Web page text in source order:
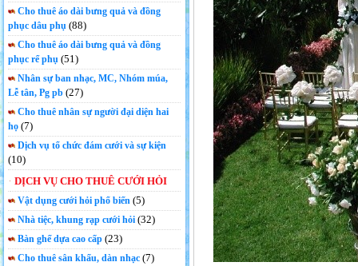
Cho thuê áo dài bưng quả và đồng
phục dâu phụ (88)
Cho thuê áo dài bưng quả và đồng
phục rể phụ (51)
Nhân sự ban nhạc, MC, Nhóm múa,
Lễ tân, Pg pb (27)
Cho thuê nhân sự người đại diện hai
họ (7)
Dịch vụ tổ chức đám cưới và sự kiện
(10)
DỊCH VỤ CHO THUÊ CƯỚI HỎI
Vật dụng cưới hỏi phổ biến (5)
Nhà tiệc, khung rạp cưới hỏi (32)
Bàn ghế dựa cao cấp (23)
Cho thuê sân khấu, dàn nhạc (7)